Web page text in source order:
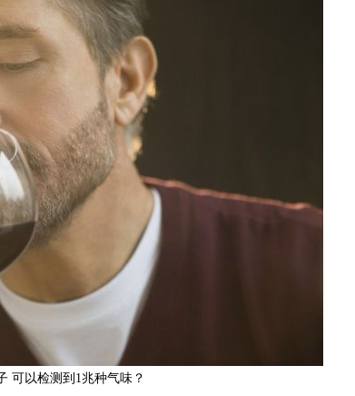
可以检测到1兆种气味？